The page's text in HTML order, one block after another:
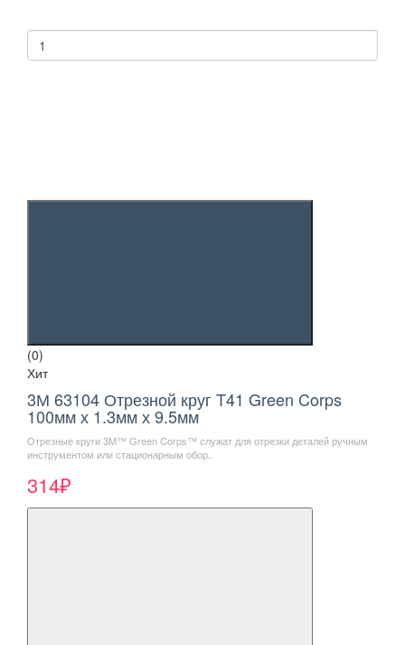
(0)
Хит
3М 63104 Отрезной круг T41 Green Corps
100мм х 1.3мм х 9.5мм
Отрезные круги 3M™ Green Corps™ служат для отрезки деталей ручным
инструментом или стационарным обор..
314₽